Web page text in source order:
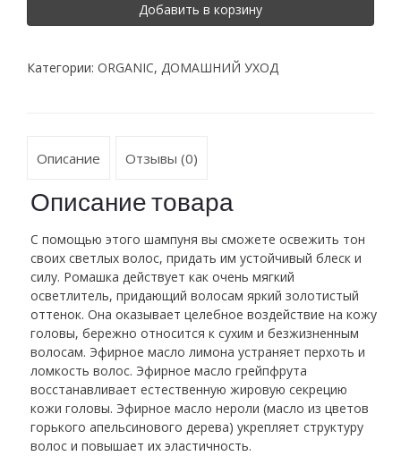
Добавить в корзину
Категории: ORGANIC, ДОМАШНИЙ УХОД
Описание Отзывы (0)
Описание товара
С помощью этого шампуня вы сможете освежить тон
своих светлых волос, придать им устойчивый блеск и
силу. Ромашка действует как очень мягкий
осветлитель, придающий волосам яркий золотистый
оттенок. Она оказывает целебное воздействие на кожу
головы, бережно относится к сухим и безжизненным
волосам. Эфирное масло лимона устраняет перхоть и
ломкость волос. Эфирное масло грейпфрута
восстанавливает естественную жировую секрецию
кожи головы. Эфирное масло нероли (масло из цветов
горького апельсинового дерева) укрепляет структуру
волос и повышает их эластичность.